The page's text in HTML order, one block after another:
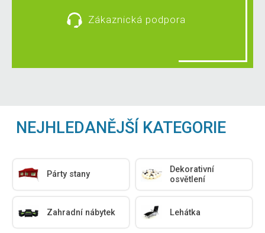
Zákaznická podpora
NEJHLEDANĚJŠÍ KATEGORIE
Párty stany
Dekorativní
osvětlení
Zahradní nábytek Lehátka